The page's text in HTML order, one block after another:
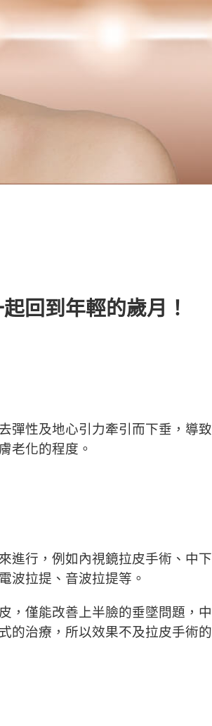
回到年輕的歲月！
彈性及地心引力牽引而下垂，導
老化的程度。
進行，例如內視鏡拉皮手術、中
波拉提、音波拉提等。
，僅能改善上半臉的垂墜問題，
的治療，所以效果不及拉皮手術